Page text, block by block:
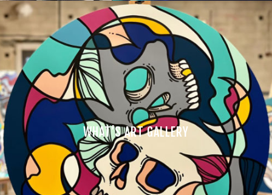
WHAT’S ART GALLERY